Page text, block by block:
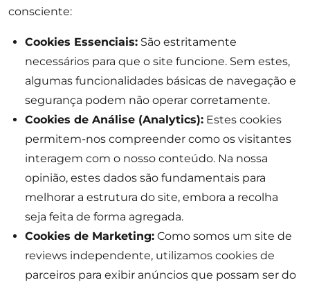
consciente:
Cookies Essenciais: São estritamente
necessários para que o site funcione. Sem estes,
algumas funcionalidades básicas de navegação e
segurança podem não operar corretamente.
Cookies de Análise (Analytics): Estes cookies
permitem-nos compreender como os visitantes
interagem com o nosso conteúdo. Na nossa
opinião, estes dados são fundamentais para
melhorar a estrutura do site, embora a recolha
seja feita de forma agregada.
Cookies de Marketing: Como somos um site de
reviews independente, utilizamos cookies de
parceiros para exibir anúncios que possam ser do